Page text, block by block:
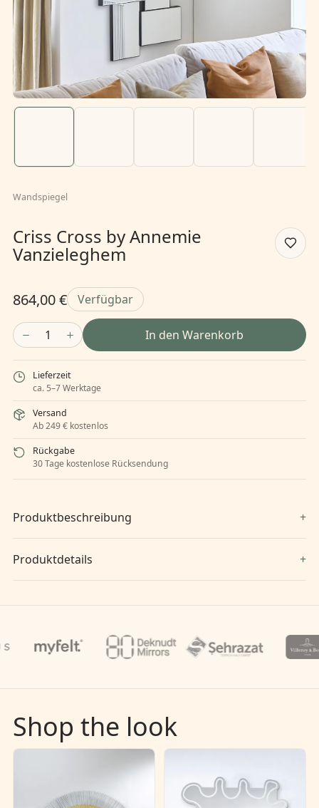
Wandspiegel
Criss Cross by Annemie
Vanzieleghem
864,00 € Verfügbar
1 In den Warenkorb
Lieferzeit
ca. 5–7 Werktage
Versand
Ab 249 € kostenlos
Rückgabe
30 Tage kostenlose Rücksendung
Produktbeschreibung
Produktdetails
Shop the look